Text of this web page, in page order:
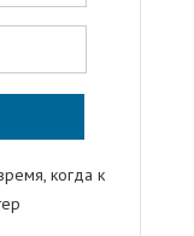
когда к